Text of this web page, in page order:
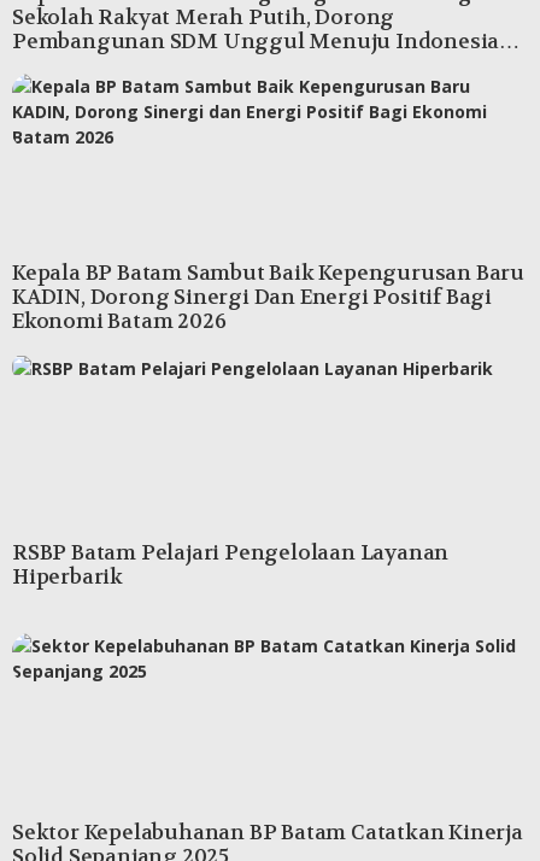
Sekolah Rakyat Merah Putih, Dorong
Pembangunan SDM Unggul Menuju Indonesia
Kepala BP Batam Sambut Baik Kepengurusan Baru
KADIN, Dorong Sinergi Dan Energi Positif Bagi
Ekonomi Batam 2026
RSBP Batam Pelajari Pengelolaan Layanan
Hiperbarik
Sektor Kepelabuhanan BP Batam Catatkan Kinerja